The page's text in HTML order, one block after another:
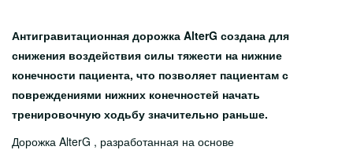
Экстренная помощь
Социальное консультирование
Прием у врача-специалиста
Прибытие в больницу
Антигравитационная дорожка AlterG создана для
снижения воздействия силы тяжести на нижние
конечности пациента, что позволяет пациентам с
повреждениями нижних конечностей начать
тренировочную ходьбу значительно раньше.
Дорожка AlterG , разработанная на основе